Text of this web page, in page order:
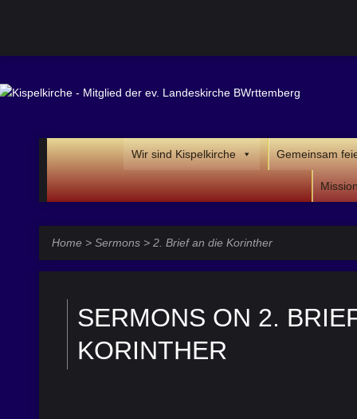
Wir sind Kispelkirche Gemeinsam
Home > Sermons > 2. Brief an die Korinther
SERMONS ON 2.
KORINTHER